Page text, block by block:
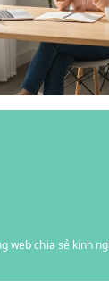
web chia sẻ kinh